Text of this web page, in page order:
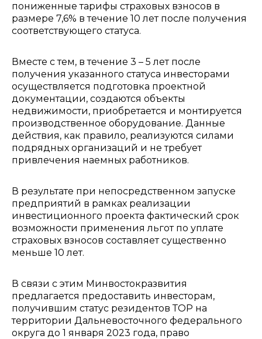
пониженные тарифы страховых взносов ‎в
размере 7,6% в течение 10 лет после получения
соответствующего статуса.
Вместе с тем, ‎в течение 3 – 5 лет после
получения указанного статуса инвесторами
осуществляется подготовка проектной
документации, создаются объекты
недвижимости, приобретается и монтируется
производственное оборудование. Данные
действия, как правило, реализуются силами
подрядных организаций и не требует
привлечения наемных работников.
В результате при непосредственном запуске
предприятий в рамках реализации
инвестиционного проекта фактический срок
возможности применения льгот по уплате
страховых взносов составляет существенно
меньше 10 лет.
В связи с этим Минвостокразвития
предлагается предоставить инвесторам,
получившим статус резидентов ТОР на
территории Дальневосточного федерального
округа до 1 января 2023 года, право